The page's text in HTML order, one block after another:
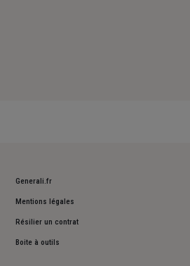
Generali.fr
Mentions légales
Résilier un contrat
Boite à outils